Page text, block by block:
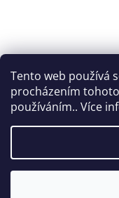
Tento web používá
procházením
používáním.. Více